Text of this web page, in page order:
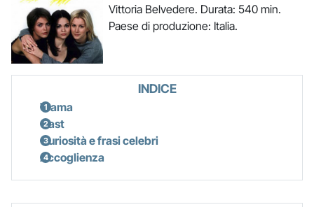
Vittoria Belvedere. Durata: 540 min.
Paese di produzione: Italia.
INDICE
Trama
Cast
Curiosità e frasi celebri
Accoglienza